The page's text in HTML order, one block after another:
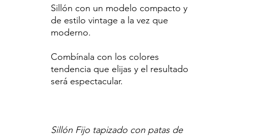
Sillón con un modelo compacto y
de estilo vintage a la vez que
moderno.
Combínala con los colores
tendencia que elijas y el resultado
será espectacular.
Sillón Fijo tapizado con patas de